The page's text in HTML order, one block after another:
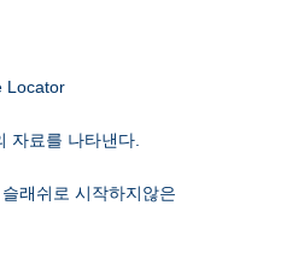
Locator
자료를 나타낸다.
래쉬로 시작하지않은